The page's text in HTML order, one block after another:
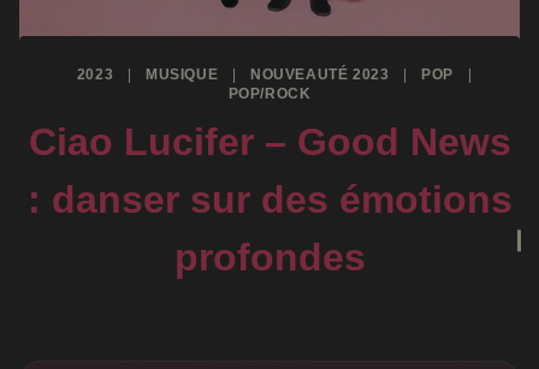
2023 MUSIQUE NOUVEAUTÉ 2023 POP
POP/ROCK
Ciao Lucifer – Good News
: danser sur des émotions
profondes